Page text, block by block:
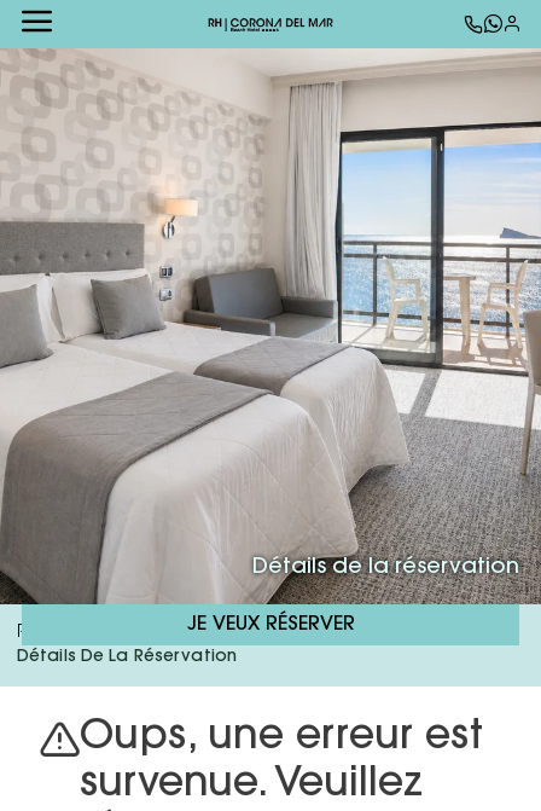
Détails de la réservation
JE VEUX RÉSERVER
RH Corona Del Mar /Vous Réservez Moins Cher
Détails De La Réservation
Oups, une erreur est
survenue. Veuillez